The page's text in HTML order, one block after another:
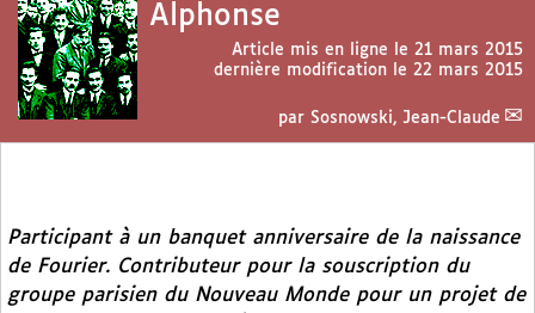
Alphonse
Article mis en ligne le 21 mars 2015
dernière modification le 22 mars 2015
par Sosnowski, Jean-Claude
Participant à un banquet anniversaire de la naissance
de Fourier. Contributeur pour la souscription du
groupe parisien du Nouveau Mondepour un projet de